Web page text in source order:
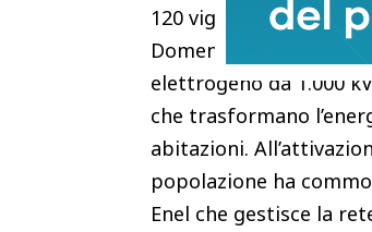
120 vigili del fuoco.
Domenica 5 novembre
elettrogeno da 1.000
che trasformano
abitazioni.
popolazione ha
Enel che gestisce la